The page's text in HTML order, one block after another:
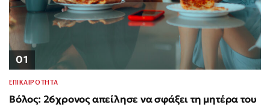
01
ΕΠΙΚΑΙΡΟΤΗΤΑ
Βόλος: 26χρονος απείλησε να σφάξει τη μητέρα του